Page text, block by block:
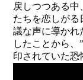
戻しつつある中
たちを恋しがる
議な声に導かれ
したことから
印されていた恐